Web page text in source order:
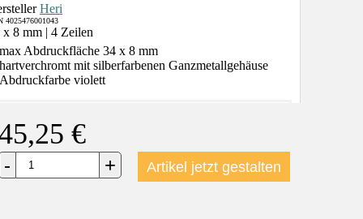
Heri
4025476001043
x 8 mm | 4 Zeilen
max Abdruckfläche 34 x 8 mm
hartverchromt mit silberfarbenen Ganzmetallgehäuse
Abdruckfarbe violett
€
- + Artikel jetzt gestalten